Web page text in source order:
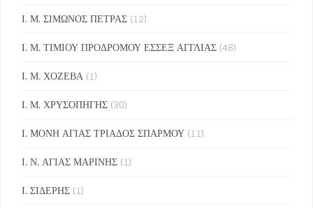
Ι. Μ. ΣΙΜΩΝΟΣ ΠΕΤΡΑΣ (12)
Ι. Μ. ΤΙΜΙΟΥ ΠΡΟΔΡΟΜΟΥ ΕΣΣΕΞ ΑΓΓΛΙΑΣ (48)
Ι. Μ. ΧΟΖΕΒΑ (1)
Ι. Μ. ΧΡΥΣΟΠΗΓΗΣ (30)
Ι. ΜΟΝΗ ΑΓΙΑΣ ΤΡΙΑΔΟΣ ΣΠΑΡΜΟΥ (11)
Ι. Ν. ΑΓΙΑΣ ΜΑΡΙΝΗΣ (1)
Ι. ΣΙΔΕΡΗΣ (1)